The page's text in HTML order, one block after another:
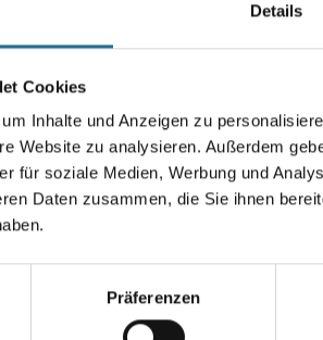
Details
Cookies
Inhalte und Anzeigen zu
Website zu analysieren. Außerdem
für soziale Medien, Werbung und
Daten zusammen, die Sie ihnen
Präferenzen